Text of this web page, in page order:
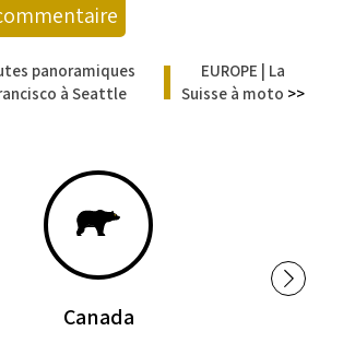
panoramiques
à Seattle
EUROPE | La
Suisse à moto >>
Afrique du